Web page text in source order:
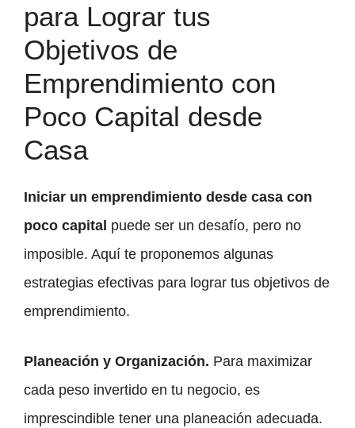
para Lograr tus
Objetivos de
Emprendimiento con
Poco Capital desde
Casa
Iniciar un emprendimiento desde casa con
poco capital puede ser un desafío, pero no
imposible. Aquí te proponemos algunas
estrategias efectivas para lograr tus objetivos de
emprendimiento.
Planeación y Organización. Para maximizar
cada peso invertido en tu negocio, es
imprescindible tener una planeación adecuada.